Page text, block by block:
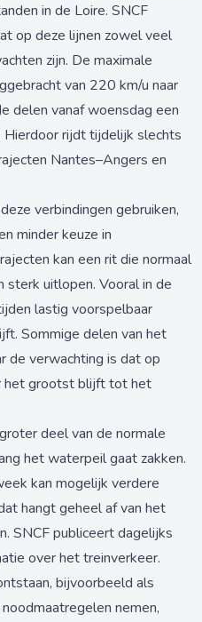
in de Loire. SNCF
op deze lijnen zowel veel
zijn. De maximale
van 220 km/u naar
delen vanaf woensdag een
rijdt tijdelijk slechts
Nantes–Angers en
verbindingen gebruiken,
minder keuze in
kan een rit die normaal
uitlopen. Vooral in de
lastig voorspelbaar
Sommige delen van het
de verwachting is dat op
het grootst blijft tot het
deel van de normale
het waterpeil gaat zakken.
kan mogelijk verdere
hangt geheel af van het
SNCF publiceert dagelijks
over het treinverkeer.
bijvoorbeeld als
nemen,